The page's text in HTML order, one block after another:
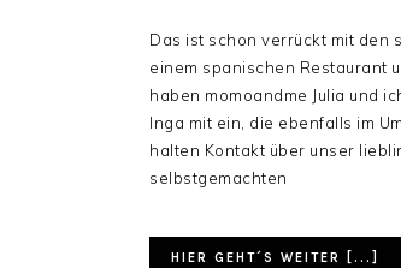
Das ist schon verrückt mit den
einem spanischen Restaurant
haben momoandme Julia und
Inga mit ein, die ebenfalls im
halten Kontakt über unser
selbstgemachten
HIER GEHT´S WEITER [...]